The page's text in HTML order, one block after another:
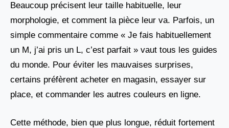
Beaucoup précisent leur taille habituelle, leur
morphologie, et comment la pièce leur va. Parfois, un
simple commentaire comme « Je fais habituellement
un M, j’ai pris un L, c’est parfait » vaut tous les guides
du monde. Pour éviter les mauvaises surprises,
certains préfèrent acheter en magasin, essayer sur
place, et commander les autres couleurs en ligne.
Cette méthode, bien que plus longue, réduit fortement